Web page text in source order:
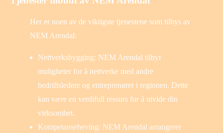
Her er noen av de viktigste tjenestene som tilbys av
NEM Arendal:
Nettverksbygging: NEM Arendal tilbyr
muligheter for å nettverke med andre
bedriftsledere og entreprenører i regionen. Dette
kan være en verdifull ressurs for å utvide din
virksomhet.
Kompetanseheving: NEM Arendal arrangerer